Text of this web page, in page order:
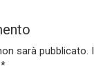
sarà pubblicato.
*